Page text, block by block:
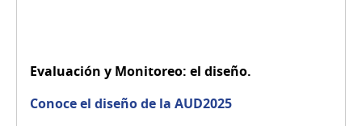
Evaluación y Monitoreo: el diseño.
Conoce el diseño de la AUD2025